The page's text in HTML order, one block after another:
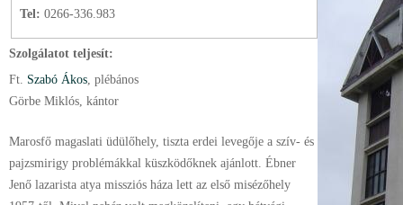
Tel: 0266-336.983
Szolgálatot teljesít:
Ft. Szabó Ákos , plébános
Görbe Miklós, kántor
Marosfő magaslati üdülőhely, tiszta erdei levegője a szív- és
pajzsmirigy problémákkal küszködőknek ajánlott. Ébner
Jenő lazarista atya missziós háza lett az első misézőhely